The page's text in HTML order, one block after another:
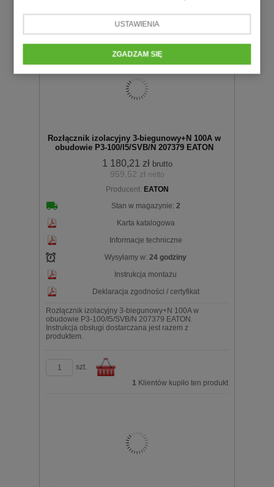
Do
Rozłącznik izolacyjny 3-biegunowy+N 100A w
obudowie P3-100/I5/SVB/N 207379 EATON
1 180,21 zł brutto
959,52 zł netto
Producent: EATON
Stan w magazynie: 2
Karta katalogowa
Informacje techniczne
Wysyłamy w: 24 godziny
Instrukcja montażu
Deklaracja zgodności / certyfikat
Rozłącznik izolacyjny 3-biegunowy+N 100A w
obudowie P3-100/I5/SVB/N 207379 EATON.
Instrukcja obsługi dostarczana jest razem z
produktem.
szt.
1 Klientów kupiło ten produkt
USTAWIENIA
ZGADZAM SIĘ